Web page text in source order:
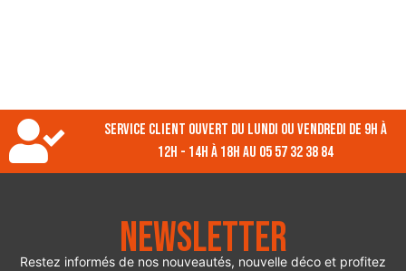
Service client ouvert du lundi ou vendredi de 9h à
12h - 14h à 18h au 05 57 32 38 84
Newsletter
Restez informés de nos nouveautés, nouvelle déco et profitez